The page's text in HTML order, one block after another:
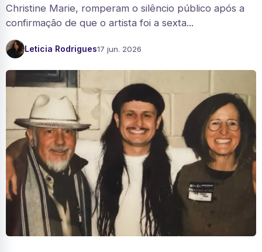
Christine Marie, romperam o silêncio público após a
confirmação de que o artista foi a sexta...
Leticia Rodrigues17 jun. 2026